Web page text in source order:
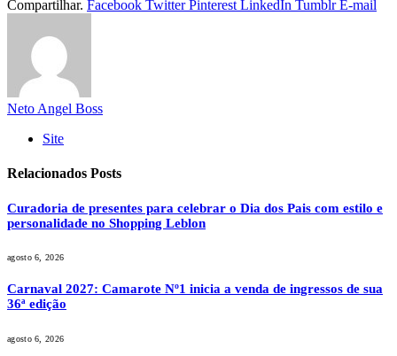
Compartilhar. Facebook Twitter Pinterest LinkedIn Tumblr E-mail
Neto Angel Boss
Site
Relacionados Posts
Curadoria de presentes para celebrar o Dia dos Pais com estilo e
personalidade no Shopping Leblon
agosto 6, 2026
Carnaval 2027: Camarote Nº1 inicia a venda de ingressos de sua
36ª edição
agosto 6, 2026